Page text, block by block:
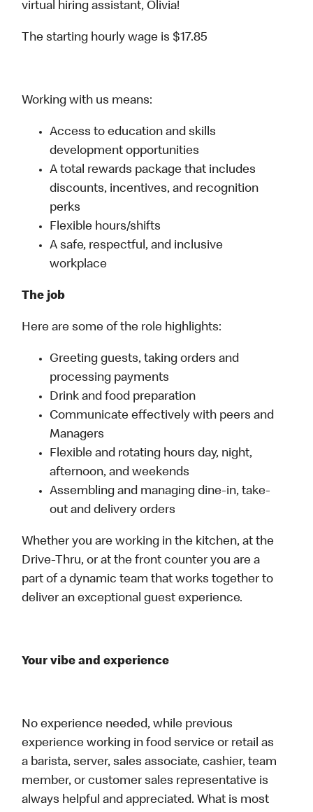
virtual hiring assistant, Olivia!
The starting hourly wage is $17.85
Working with us means:
Access to education and skills
development opportunities
A total rewards package that includes
discounts, incentives, and recognition
perks
Flexible hours/shifts
A safe, respectful, and inclusive
workplace
The job
Here are some of the role highlights:
Greeting guests, taking orders and
processing payments
Drink and food preparation
Communicate effectively with peers and
Managers
Flexible and rotating hours day, night,
afternoon, and weekends
Assembling and managing dine-in, take-
out and delivery orders
Whether you are working in the kitchen, at the
Drive-Thru, or at the front counter you are a
part of a dynamic team that works together to
deliver an exceptional guest experience.
Your vibe and experience
No experience needed, while previous
experience working in food service or retail as
a barista, server, sales associate, cashier, team
member, or customer sales representative is
always helpful and appreciated. What is most